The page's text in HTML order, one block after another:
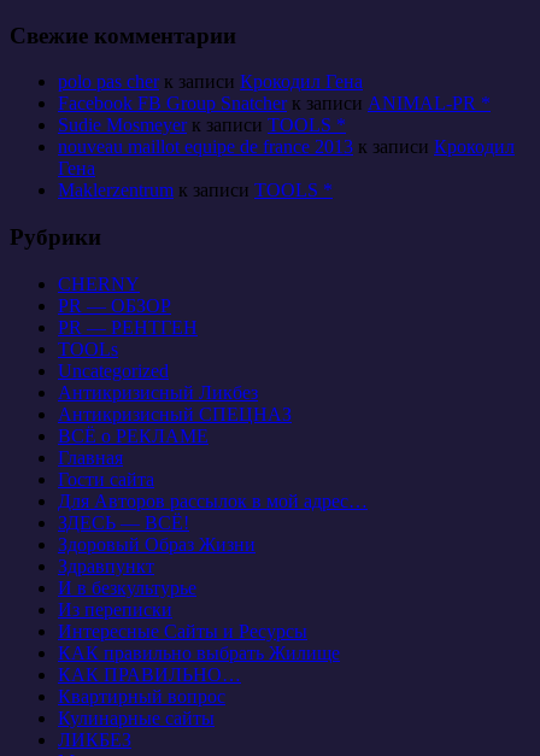
Свежие комментарии
polo pas cherк записи Крокодил Гена
Facebook FB Group Snatcherк записи ANIMAL-PR *
Sudie Mosmeyerк записи TOOLS *
nouveau maillot equipe de france 2013 к записи Крокодил
Гена
Maklerzentrum к записи TOOLS *
Рубрики
CHERNY
PR — ОБЗОР
PR — РЕНТГЕН
TOOLs
Uncategorized
Антикризисный Ликбез
Антикризисный СПЕЦНАЗ
ВСЁ о РЕКЛАМЕ
Главная
Гости сайта
Для Авторов рассылок в мой адрес…
ЗДЕСЬ — ВСЁ!
Здоровый Образ Жизни
Здравпункт
И в безкультурье
Из переписки
Интересные Сайты и Ресурсы
КАК правильно выбрать Жилище
КАК ПРАВИЛЬНО…
Квартирный вопрос
Кулинарные сайты
ЛИКБЕЗ